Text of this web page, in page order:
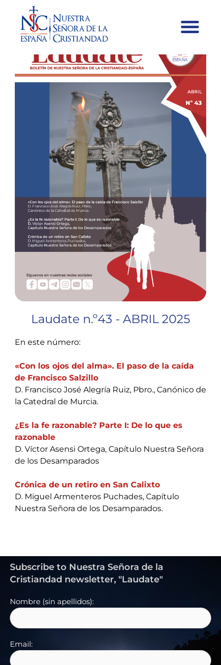
Laudate n.º43 - ABRIL 2025
En este número:
«Con los ojos del alma». El paso de la caída
de Francisco Salzillo
D. Francisco José Alegría Ruiz, Pbro., Canónico de
la Catedral de Murcia.
¿Es la fe razonable? Parte I: De lo que es
razonable
D. Víctor Asensi Ortega, Capítulo Nuestra Señora
de los Desamparados
Crónica de un retiro en San Calixto
D. Miguel Armenteros Puchades, Capítulo
Nuestra Señora de los Desamparados.
Subscribe to Nuestra Señora de la
Cristiandad newsletter, "Laudate"
Nombre (sin apellidos):
Email: